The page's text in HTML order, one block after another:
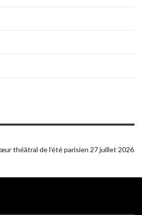
théâtral de l’été parisien 27 juillet 2026